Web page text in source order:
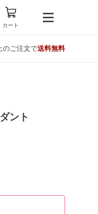
カート
ご注文で送料無料
ント